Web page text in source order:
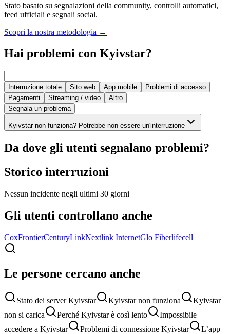
Stato basato su segnalazioni della community, controlli automatici,
feed ufficiali e segnali social.
Scopri la nostra metodologia →
Hai problemi con Kyivstar?
Interruzione totale Sito web App mobile
Problemi di accesso
Pagamenti
Streaming / video
Altro
Segnala un problema
Kyivstar non funziona? Potrebbe non essere un'interruzione
Da dove gli utenti segnalano problemi?
Storico interruzioni
Nessun incidente negli ultimi 30 giorni
Gli utenti controllano anche
CoxFrontierCenturyLinkNextlink InternetGlo Fiberlifecell
Le persone cercano anche
Stato dei server Kyivstar Kyivstar non funziona
Kyivstar
non si carica
Perché Kyivstar è così lento
Impossibile
accedere a Kyivstar
Problemi di connessione Kyivstar
L’app